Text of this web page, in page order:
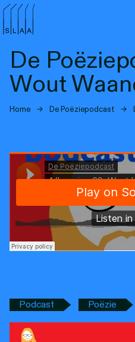
De
Wout
Home → De Poëziepodcast →
Podcast Poëzie
Agenda
Programma's
Lezen
Nieuwsbrief
Over SLAA
Vacatures
Locaties
Toegankelijkheid
Stadsdichter